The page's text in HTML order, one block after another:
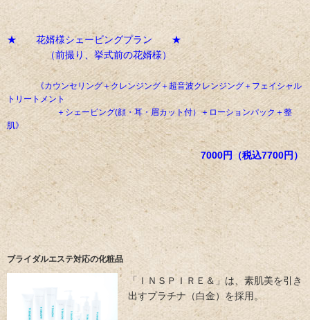
★ 花婿様シェービングプラン ★
（前撮り、挙式前の花婿様）
《カウンセリング＋クレンジング＋超音波クレンジング＋フェイシャル
トリートメント
＋シェービング(顔・耳・眉カット付）＋ローションパック＋整
肌》
7000円（税込7700円）
ブライダルエステ対応の化粧品
「ＩＮＳＰＩＲＥ＆」は、素肌美を引き
出すプラチナ（白金）を採用。